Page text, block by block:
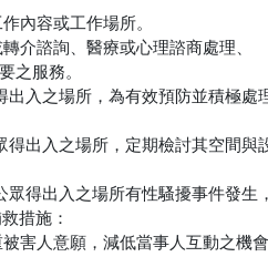
作內容或工作場所。
轉介諮詢、醫療或心理諮商處理、
之服務。
出入之場所，為有效預防並積極處
得出入之場所，定期檢討其空間與
眾得出入之場所有性騷擾事件發生
措施：
被害人意願，減低當事人互動之機